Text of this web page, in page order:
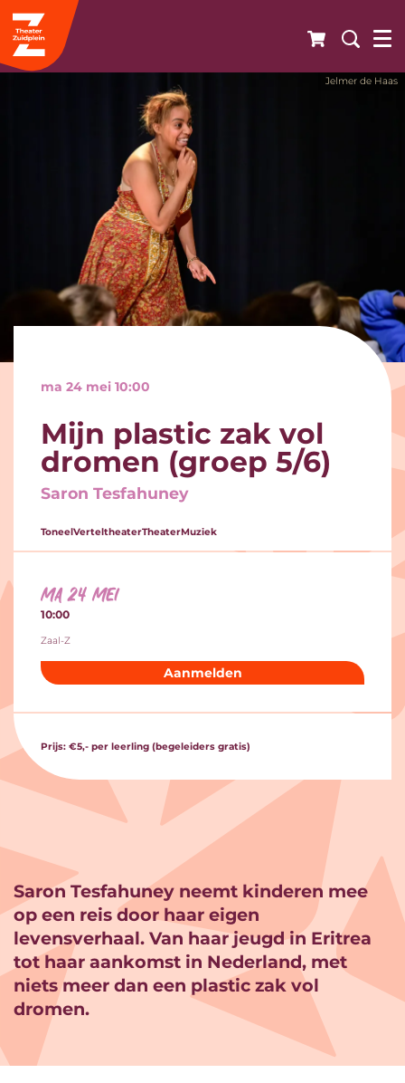
Jelmer de Haas
Mijn plastic zak vol
dromen (groep 5/6)
Saron Tesfahuney
ma 24 mei 10:00
ToneelVerteltheaterTheaterMuziek
ma 24 mei
10:00
Zaal-Z
Aanmelden
Prijs: €5,- per leerling (begeleiders gratis)
Saron Tesfahuney neemt kinderen mee
op een reis door haar eigen
levensverhaal. Van haar jeugd in Eritrea
tot haar aankomst in Nederland, met
niets meer dan een plastic zak vol
dromen.
Inzoomen